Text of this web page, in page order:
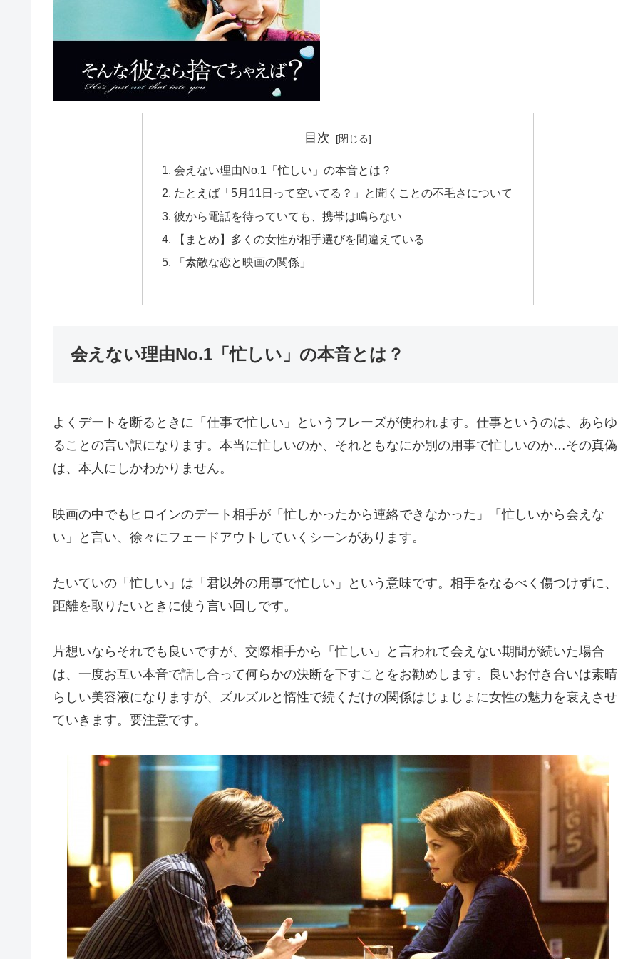
目次
会えない理由No.1「忙しい」の本音とは？
たとえば「5月11日って空いてる？」と聞くことの不毛さについて
彼から電話を待っていても、携帯は鳴らない
【まとめ】多くの女性が相手選びを間違えている
「素敵な恋と映画の関係」
会えない理由No.1「忙しい」の本音とは？
よくデートを断るときに「仕事で忙しい」というフレーズが使われます。仕事というのは、あらゆ
ることの言い訳になります。本当に忙しいのか、それともなにか別の用事で忙しいのか…その真偽
は、本人にしかわかりません。
映画の中でもヒロインのデート相手が「忙しかったから連絡できなかった」「忙しいから会えな
い」と言い、徐々にフェードアウトしていくシーンがあります。
たいていの「忙しい」は「君以外の用事で忙しい」という意味です。相手をなるべく傷つけずに、
距離を取りたいときに使う言い回しです。
片想いならそれでも良いですが、交際相手から「忙しい」と言われて会えない期間が続いた場合
は、一度お互い本音で話し合って何らかの決断を下すことをお勧めします。良いお付き合いは素晴
らしい美容液になりますが、ズルズルと惰性で続くだけの関係はじょじょに女性の魅力を衰えさせ
ていきます。要注意です。